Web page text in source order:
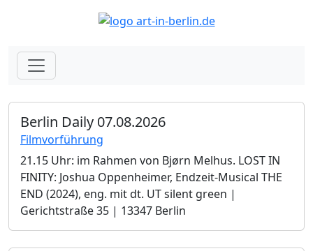
Berlin Daily 07.08.2026
Filmvorführung
21.15 Uhr: im Rahmen von Bjørn Melhus. LOST IN
FINITY: Joshua Oppenheimer, Endzeit-Musical THE
END (2024), eng. mit dt. UT silent green |
Gerichtstraße 35 | 13347 Berlin